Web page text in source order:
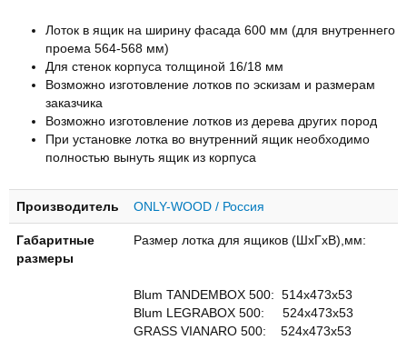
Лоток в ящик на ширину фасада 600 мм (для внутреннего
проема 564-568 мм)
Для стенок корпуса толщиной 16/18 мм
Возможно изготовление лотков по эскизам и размерам
заказчика
Возможно изготовление лотков из дерева других пород
При установке лотка во внутренний ящик необходимо
полностью вынуть ящик из корпуса
Производитель ONLY-WOOD / Россия
Габаритные
размеры
Размер лотка для ящиков (ШхГхВ),мм:
Blum TANDEMBOX 500: 514х473х53
Blum LEGRABOX 500: 524х473х53
GRASS VIANARO 500: 524х473х53